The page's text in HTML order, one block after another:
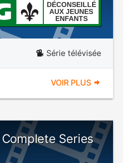
DÉCONSEILLÉ
AUX JEUNES
ENFANTS
Série télévisée
VOIR PLUS
Series